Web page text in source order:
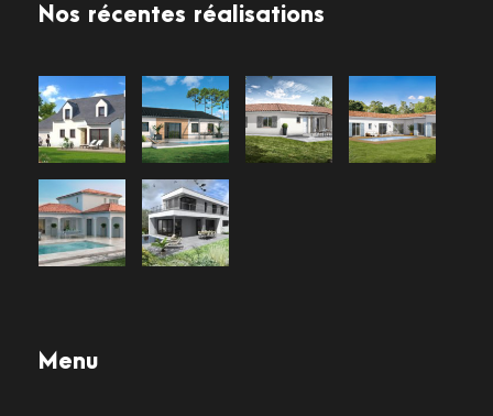
Nos récentes réalisations
Menu